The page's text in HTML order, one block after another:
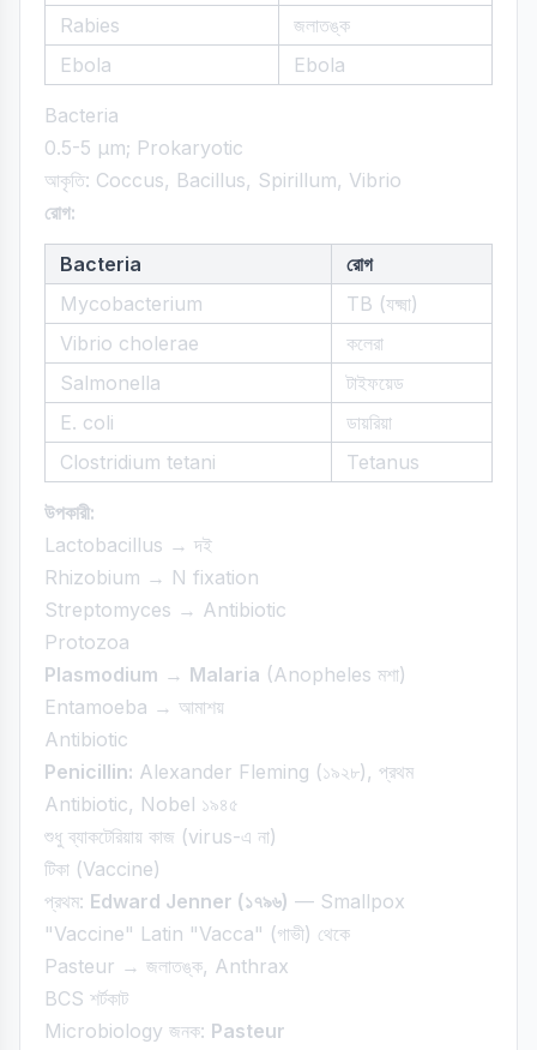
Rabies
জলাতঙ্ক
Ebola
Ebola
Bacteria
0.5-5 μm; Prokaryotic
আকৃতি: Coccus, Bacillus, Spirillum, Vibrio
রোগ:
Bacteria
রোগ
Mycobacterium
TB (যক্ষ্মা)
Vibrio cholerae
কলেরা
Salmonella
টাইফয়েড
E. coli
ডায়রিয়া
Clostridium tetani
Tetanus
উপকারী:
Lactobacillus → দই
Rhizobium → N fixation
Streptomyces → Antibiotic
Protozoa
Plasmodium → Malaria (Anopheles মশা)
Entamoeba → আমাশয়
Antibiotic
Penicillin: Alexander Fleming (১৯২৮), প্রথম
Antibiotic, Nobel ১৯৪৫
শুধু ব্যাকটেরিয়ায় কাজ (virus-এ না)
টিকা (Vaccine)
প্রথম: Edward Jenner (১৭৯৬) — Smallpox
"Vaccine" Latin "Vacca" (গাভী) থেকে
Pasteur → জলাতঙ্ক, Anthrax
BCS শর্টকাট
Microbiology জনক: Pasteur